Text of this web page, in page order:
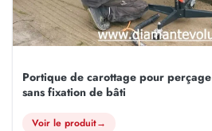
Portique de carottage pour
sans fixation de bâti
Voir le produit→